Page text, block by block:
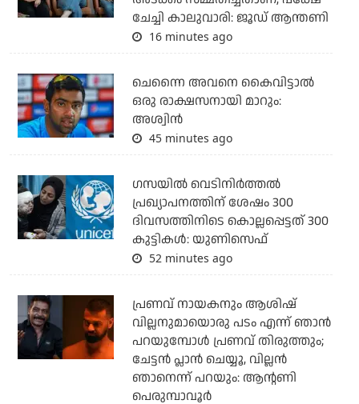
ചേച്ചി കാലുവാരി: ജൂഡ് ആന്തണി
16 minutes ago
ചെന്നൈ അവനെ കൈവിട്ടാല്‍
ഒരു രാക്ഷസനായി മാറും:
അശ്വിന്‍
45 minutes ago
ഗസയില്‍ വെടിനിര്‍ത്തല്‍
പ്രഖ്യാപനത്തിന് ശേഷം 300
ദിവസത്തിനിടെ കൊല്ലപ്പെട്ടത് 300
കുട്ടികള്‍: യുണിസെഫ്
52 minutes ago
പ്രണവ് നായകനും ആശിഷ്
വില്ലനുമായൊരു പടം എന്ന് ഞാന്‍
പറയുമ്പോള്‍ പ്രണവ് തിരുത്തും;
ചേട്ടന്‍ പ്ലാന്‍ ചെയ്യൂ, വില്ലന്‍
ഞാനെന്ന് പറയും: ആന്റണി
പെരുമ്പാവൂര്‍